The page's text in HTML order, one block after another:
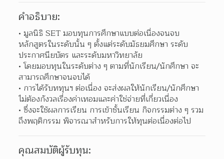
คำอธิบาย:
มูลนิธิ SET มอบทุนการศึกษาแบบต่อเนื่องจนจบ
หลักสูตรในระดับนั้น ๆ ตั้งแต่ระดับมัธยมศึกษา ระดับ
ประกาศนียบัตร และระดับมหาวิทยาลัย
โดยมอบทุนในระดับต่าง ๆ ตามที่นักเรียน/นักศึกษา จะ
สามารถศึกษาจนจบได้
การได้รับททุนฯ ต่อเนื่อง จะส่งผลให้นักเรียน/นักศึกษา
ไม่ต้องกังวลเรื่องค่าเทอมและค่าใช่จ่ายที่เกี่ยวเนื่อง
ซึ่งจะใช้ผลการเรียน การเข้าชั้นเรียน กิจกรรมต่าง ๆ รวม
ถึงพฤติกรรม พิจารณาสำหรับการให้ทุนต่อเนื่องต่อไป
คุณสมบัติผู้รับทุน: